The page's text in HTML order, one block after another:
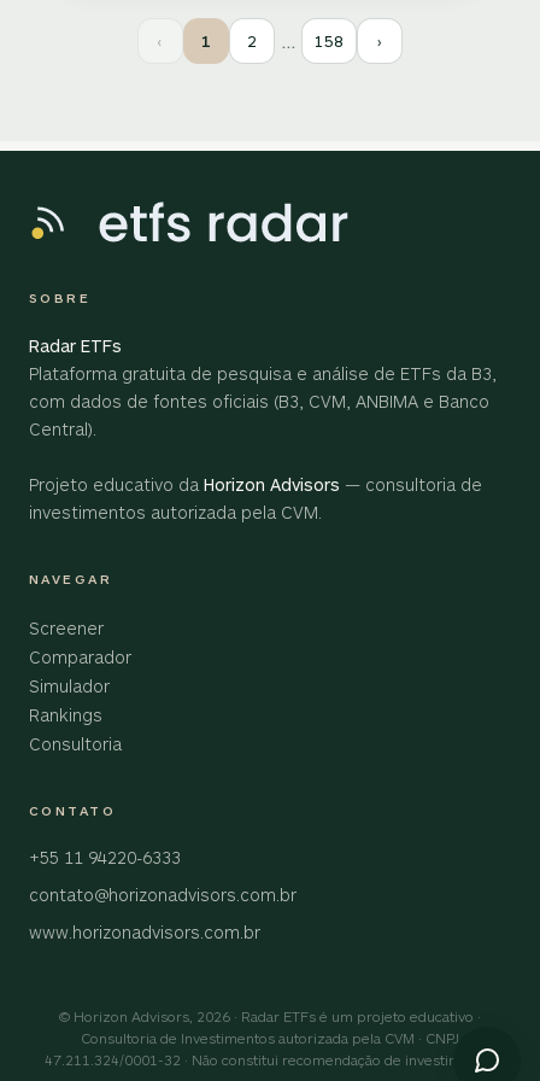
‹ 1 2 … 158 ›
SOBRE
Radar ETFs
Plataforma gratuita de pesquisa e análise de ETFs da B3,
com dados de fontes oficiais (B3, CVM, ANBIMA e Banco
Central).
Projeto educativo da Horizon Advisors — consultoria de
investimentos autorizada pela CVM.
NAVEGAR
Screener
Comparador
Simulador
Rankings
Consultoria
CONTATO
+55 11 94220-6333
contato@horizonadvisors.com.br
www.horizonadvisors.com.br
© Horizon Advisors, 2026 · Radar ETFs é um projeto educativo ·
Consultoria de Investimentos autorizada pela CVM · CNPJ
47.211.324/0001-32 · Não constitui recomendação de investimento.